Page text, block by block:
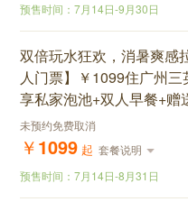
预售时间：7月14日-9月30日
双倍玩水狂欢，消暑爽感
人门票】￥1099住广州三
享私家泡池+双人早餐+赠
未预约免费取消
￥1099 起 套餐说明
预售时间：7月14日-8月31日